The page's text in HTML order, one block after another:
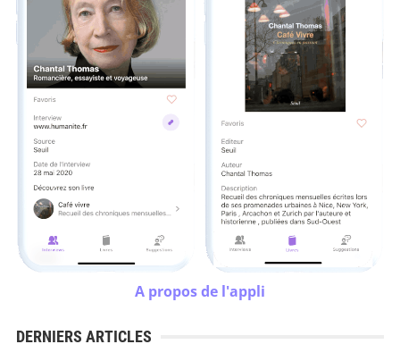
A propos de l'appli
DERNIERS ARTICLES